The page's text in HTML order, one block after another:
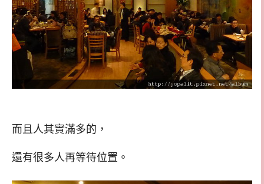
而且人其實滿多的，
還有很多人再等待位置。